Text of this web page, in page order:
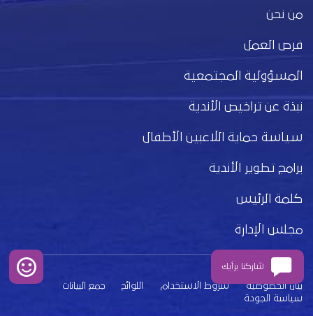
من نحن
فرص العمل
المسؤولية المجتمعية
نبذة عن تراخيص الأندية
سياسة حماية اللاعبين الأطفال
برامج تطوير الأندية
كلمة الرئيس
مجلس الإدارة
بيان الخصوصية شروط الاستخدام اللوائح
جمع البيانات
سياسة الجودة
شاركنا برأيك